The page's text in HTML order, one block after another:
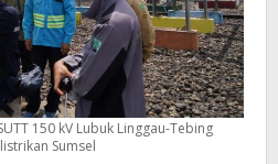
150 kV Lubuk Linggau-Tebing
Sumsel